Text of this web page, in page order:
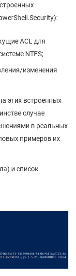
ACL для
NTFS;
изменения
этих встроенных
случае
в реальных
примеров их
и список